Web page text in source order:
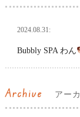
2024.08.31:
Bubbly SPA わん
Archive アー